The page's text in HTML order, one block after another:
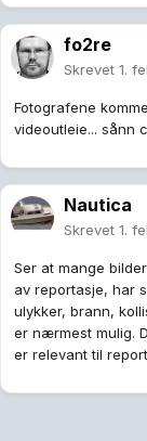
fo2re
Skrevet 1.
Fotografene
videoutleie... sånn
Nautica
Skrevet 1.
Ser at mange
av reportasje, har
ulykker, brann,
er nærmest mulig.
er relevant til